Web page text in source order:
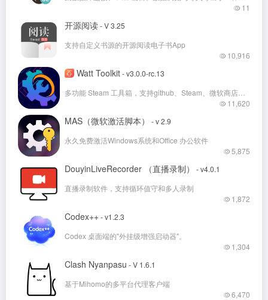
11
开源阅读- V 3.25
支持自定义书源的开源阅读电子书App
10,916
Watt Toolkit- v3.0.0-rc.13
11,620
MAS（微软激活脚本）
- v 2.9
永久免费激活Windows系统和Office 办公软件
5,875
DouyinLiveRecorder （直播录制）
- v4.0.1
直播录制软件，支持循环值守和多人录制
1,872
Codex++- v1.2.3
Codex 桌面端的"外挂级增强启动器"。
1,304
Clash Nyanpasu - V 1.6.1
基于Mihomo的多平台代理客户端
6,470